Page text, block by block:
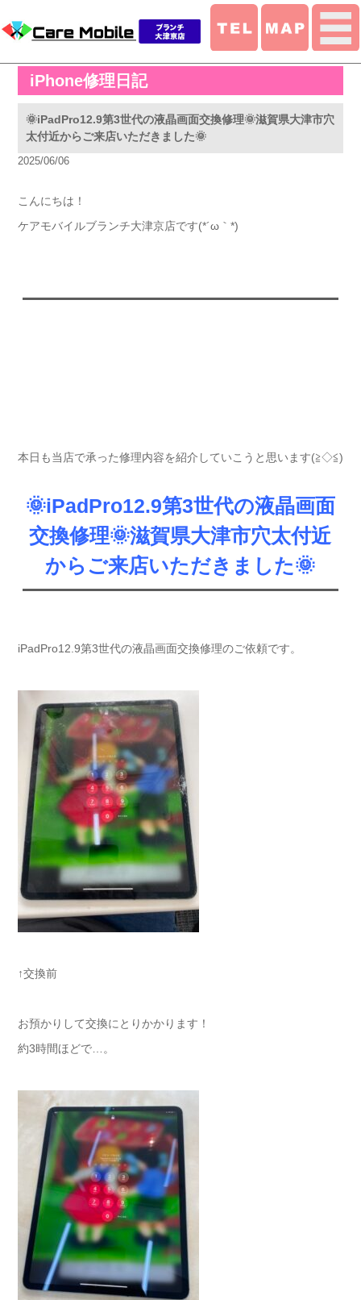
iPhone修理日記
🌞iPadPro12.9第3世代の液晶画面交換修理🌞滋賀県大津市穴
太付近からご来店いただきました🌞
2025/06/06
こんにちは！
ケアモバイルブランチ大津京店です(*´ω｀*)
本日も当店で承った修理内容を紹介していこうと思います(≧◇≦)
🌞iPadPro12.9第3世代の液晶画面
交換修理🌞滋賀県大津市穴太付近
からご来店いただきました🌞
iPadPro12.9第3世代の液晶画面交換修理のご依頼です。
↑交換前
お預かりして交換にとりかかります！
約3時間ほどで…。